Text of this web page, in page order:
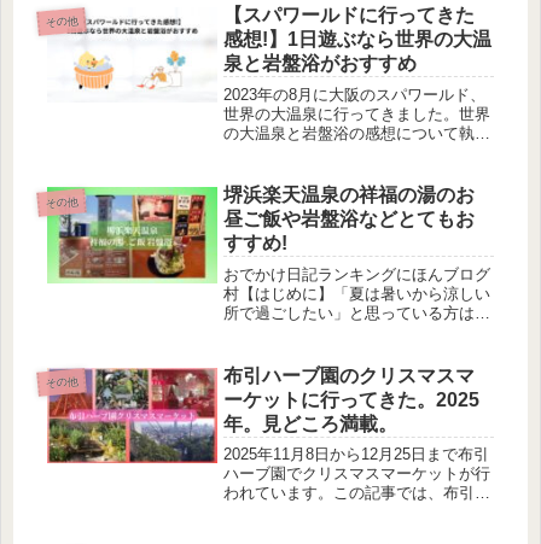
行ってきた感想について執筆していま
す。
その他
【スパワールドに行ってきた
感想!】1日遊ぶなら世界の大温
泉と岩盤浴がおすすめ
2023年の8月に大阪のスパワールド、
世界の大温泉に行ってきました。世界
の大温泉と岩盤浴の感想について執筆
適です。私自身、岩盤浴で心身のリフ
レッシュができました。
その他
堺浜楽天温泉の祥福の湯のお
昼ご飯や岩盤浴などとてもお
すすめ!
おでかけ日記ランキングにほんブログ
村【はじめに】「夏は暑いから涼しい
所で過ごしたい」と思っている方は多
浴に行くことがあります。今まで行っ
てみたところも良かったのですが、ネ
ッ...
その他
布引ハーブ園のクリスマスマ
ーケットに行ってきた。2025
年。見どころ満載。
2025年11月8日から12月25日まで布引
ハーブ園でクリスマスマーケットが行
われています。この記事では、布引ハ